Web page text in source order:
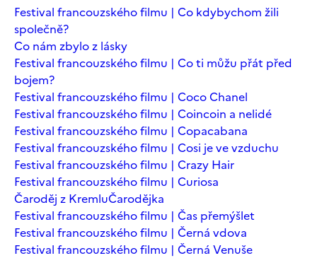
Festival francouzského filmu | Co kdybychom žili
společně?
Co nám zbylo z lásky
Festival francouzského filmu | Co ti můžu přát před
bojem?
Festival francouzského filmu | Coco Chanel
Festival francouzského filmu | Coincoin a nelidé
Festival francouzského filmu | Copacabana
Festival francouzského filmu | Cosi je ve vzduchu
Festival francouzského filmu | Crazy Hair
Festival francouzského filmu | Curiosa
Čaroděj z KremluČarodějka
Festival francouzského filmu | Čas přemýšlet
Festival francouzského filmu | Černá vdova
Festival francouzského filmu | Černá Venuše